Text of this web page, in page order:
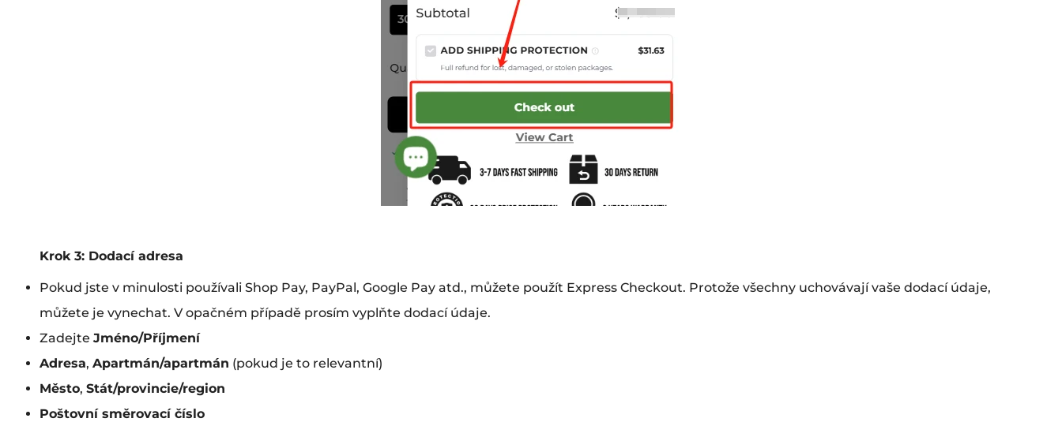
Krok 3: Dodací adresa
Pokud jste v minulosti používali Shop Pay, PayPal, Google Pay atd., můžete použít Express Checkout. Protože všechny uchovávají vaše dodací údaje,
můžete je vynechat. V opačném případě prosím vyplňte dodací údaje.
Zadejte Jméno/Příjmení
Adresa, Apartmán/apartmán (pokud je to relevantní)
Město, Stát/provincie/region
Poštovní směrovací číslo